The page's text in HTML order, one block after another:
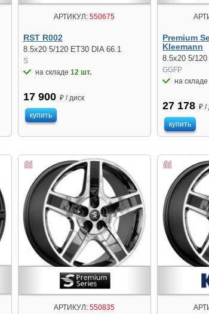
АРТИКУЛ: 550675
RST R002
8.5x20 5/120 ET30 DIA 66.1
S
на складе 12 шт.
17 900 ₽ / диск
купить
Premium
Kleemann
8.5x20 5/
GGFP
на
27 178 ₽ /
купить
АРТИКУЛ: 550835